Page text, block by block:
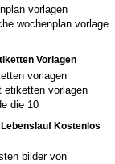
vorlagen
wochenplan vorlage
Vorlagen
vorlagen
etiketten vorlagen
die 10
Kostenlos
bilder von